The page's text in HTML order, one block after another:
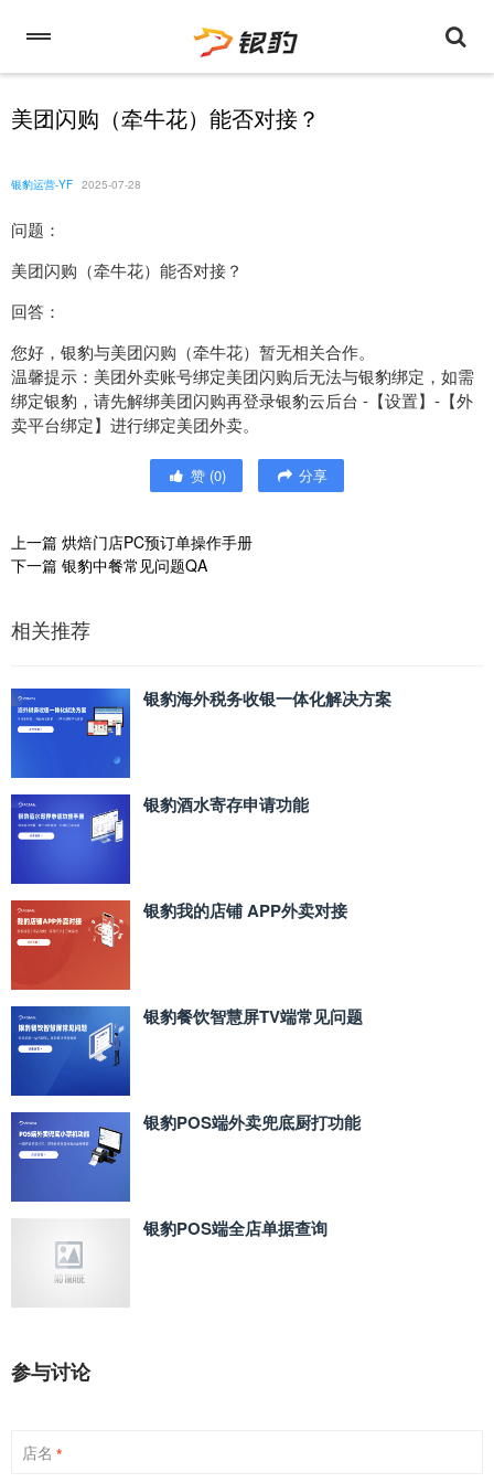
美团闪购（牵牛花）能否对接？
银豹运营-YF 2025-07-28
问题：
美团闪购（牵牛花）能否对接？
回答：
您好，银豹与美团闪购（牵牛花）暂无相关合作。
温馨提示：美团外卖账号绑定美团闪购后无法与银豹绑定，如需
绑定银豹，请先解绑美团闪购再登录银豹云后台 -【设置】-【外
卖平台绑定】进行绑定美团外卖。
赞 (0) 分享
上一篇 烘焙门店PC预订单操作手册
下一篇 银豹中餐常见问题QA
相关推荐
银豹海外税务收银一体化解决方案
银豹酒水寄存申请功能
银豹我的店铺 APP外卖对接
银豹餐饮智慧屏TV端常见问题
银豹POS端外卖兜底厨打功能
银豹POS端全店单据查询
参与讨论
店名 *